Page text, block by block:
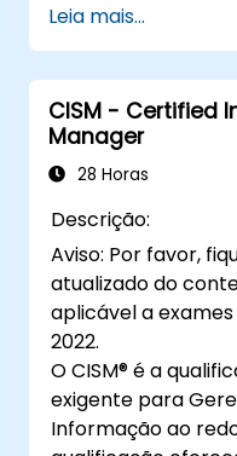
governação da
Obter
riscos,
planeamento
Preparar-se
de certificação
Leia mais...
CISM - Certified
Manager
28 Horas
Descrição:
Aviso: Por favor,
atualizado do
aplicável a exames
2022.
O CISM® é a
exigente para
Informação ao